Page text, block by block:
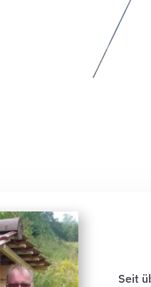
Seit